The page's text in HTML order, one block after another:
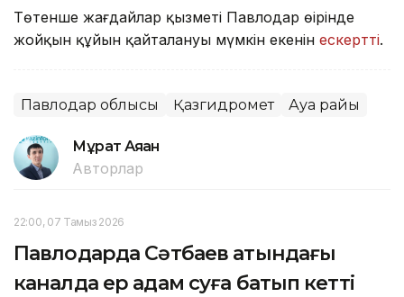
Төтенше жағдайлар қызметі Павлодар өңірінде
жойқын құйын қайталануы мүмкін екенін ескертті.
Павлодар облысы Қазгидромет Ауа райы
Мұрат Аяған
Авторлар
22:00, 07 Тамыз 2026
Павлодарда Сәтбаев атындағы
каналда ер адам суға батып кетті